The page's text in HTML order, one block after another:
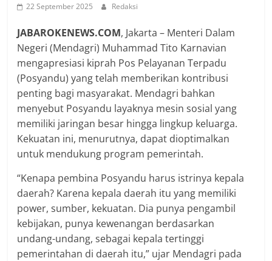
22 September 2025 Redaksi
JABAROKENEWS.COM, Jakarta – Menteri Dalam
Negeri (Mendagri) Muhammad Tito Karnavian
mengapresiasi kiprah Pos Pelayanan Terpadu
(Posyandu) yang telah memberikan kontribusi
penting bagi masyarakat. Mendagri bahkan
menyebut Posyandu layaknya mesin sosial yang
memiliki jaringan besar hingga lingkup keluarga.
Kekuatan ini, menurutnya, dapat dioptimalkan
untuk mendukung program pemerintah.
“Kenapa pembina Posyandu harus istrinya kepala
daerah? Karena kepala daerah itu yang memiliki
power, sumber, kekuatan. Dia punya pengambil
kebijakan, punya kewenangan berdasarkan
undang-undang, sebagai kepala tertinggi
pemerintahan di daerah itu,” ujar Mendagri pada